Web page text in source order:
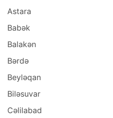
Astara
Babək
Balakən
Bərdə
Beyləqan
Biləsuvar
Cəlilabad